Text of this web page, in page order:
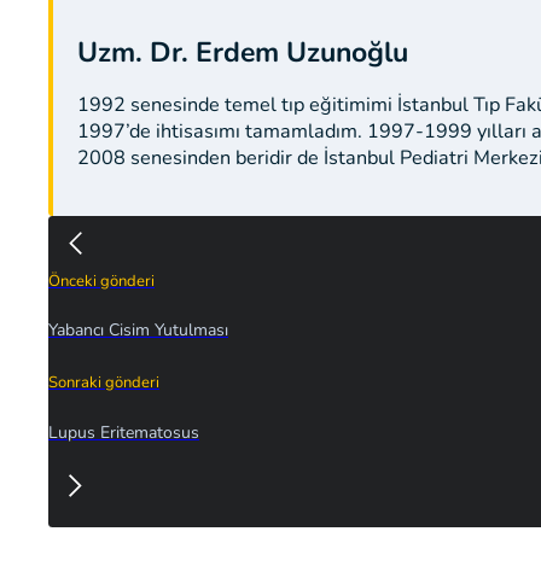
Uzm. Dr. Erdem Uzunoğlu
1992 senesinde temel tıp eğitimimi İstanbul Tıp
1997’de ihtisasımı tamamladım. 1997-1999
2008 senesinden beridir de İstanbul Pediatri
Önceki gönderi
Yabancı Cisim Yutulması
Sonraki gönderi
Lupus Eritematosus